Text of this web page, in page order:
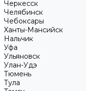
Черкесск
Челябинск
Чебоксары
Ханты-Мансийск
Нальчик
Уфа
Ульяновск
Улан-Удэ
Тюмень
Тула